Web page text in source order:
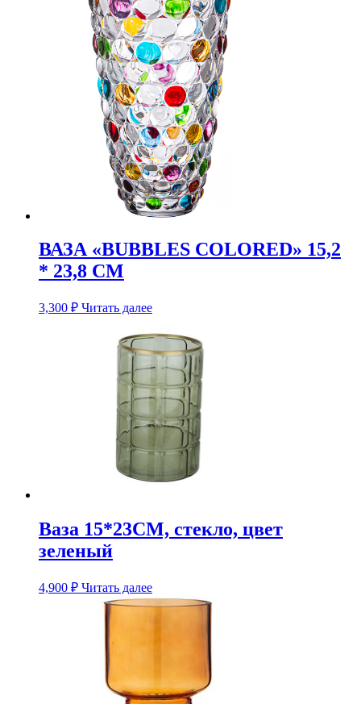
ВАЗА «BUBBLES COLORED» 15,2
* 23,8 СМ
3,300 ₽ Читать далее
Ваза 15*23CM, стекло, цвет
зеленый
4,900 ₽ Читать далее